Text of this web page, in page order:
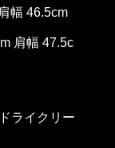
幅 46.5cm
肩幅 47.5c
ライクリー